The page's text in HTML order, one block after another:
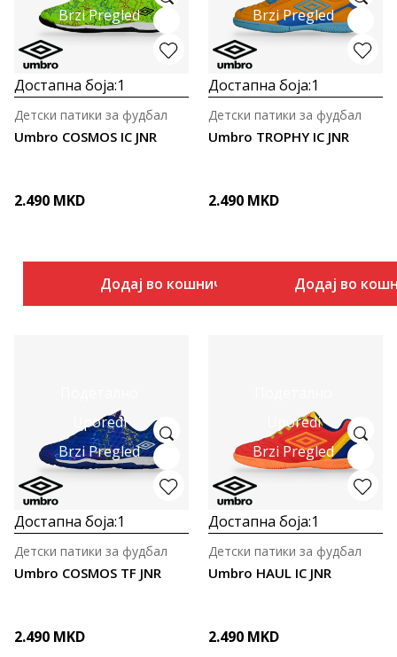
Brzi Pregled
Достапна боја:1
Umbro COSMOS IC JNR
Детски патики за фудбал
2.490 MKD
Додај во кошничка
Brzi Pregled
Достапна боја:1
Umbro TROPHY IC JNR
Детски патики за фудбал
2.490 MKD
Додај во
Uporedi
Brzi Pregled
Достапна боја:1
Umbro COSMOS TF JNR
Детски патики за фудбал
2.490 MKD
Uporedi
Brzi Pregled
Достапна боја:1
Umbro HAUL IC JNR
Детски патики за фудбал
2.490 MKD